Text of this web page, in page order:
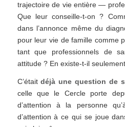
trajectoire de vie entière —
Que leur conseille-t-on ?
dans l’annonce même du
pour leur vie de famille comme
tant que professionnels de
attitude ? En existe-t-il
C’étaitdéjà une question de
celle que le Cercle porte
d’attention à la personne
d’attention à ce qui se joue